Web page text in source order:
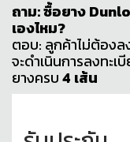
ถาม: ซื้อยาง
เองไหม?
ตอบ: ลูกค้าไม่ต้องล
จะดำเนินการลงทะ
ยางครบ4 เส้น